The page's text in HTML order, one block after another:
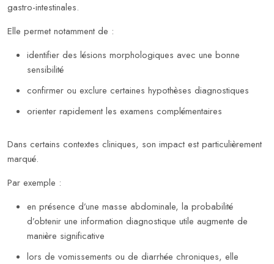
gastro-intestinales.
Elle permet notamment de :
identifier des lésions morphologiques avec une bonne
sensibilité
confirmer ou exclure certaines hypothèses diagnostiques
orienter rapidement les examens complémentaires
Dans certains contextes cliniques, son impact est particulièrement
marqué.
Par exemple :
en présence d’une masse abdominale, la probabilité
d’obtenir une information diagnostique utile augmente de
manière significative
lors de vomissements ou de diarrhée chroniques, elle